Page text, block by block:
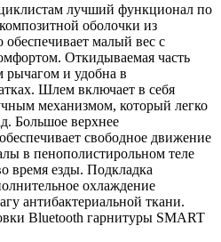
лучший функционал по
оболочки из
обеспечивает малый вес с
Откидываемая часть
рычагом и удобна в
Шлем включает в себя
механизмом, который легко
Большое верхнее
свободное движение
в пенополистирольном теле
время езды. Подкладка
охлаждение
антибактериальной ткани.
Bluetooth гарнитуры SMART